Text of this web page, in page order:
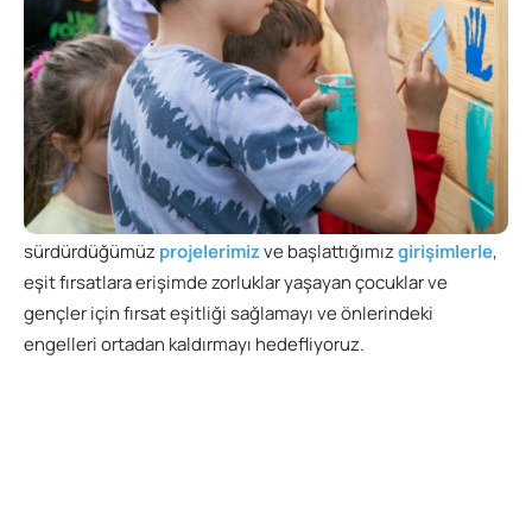
Tüm bu çalışmaların birlikte
sürdürdüğümüzprojelerimizve başlattığımızgirişimlerle,
eşit fırsatlara erişimde zorluklar yaşayan çocuklar ve
gençler için fırsat eşitliği sağlamayı ve önlerindeki
engelleri ortadan kaldırmayı hedefliyoruz.